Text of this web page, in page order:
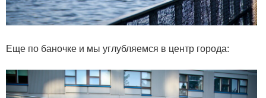
Еще по баночке и мы углубляемся в центр города: